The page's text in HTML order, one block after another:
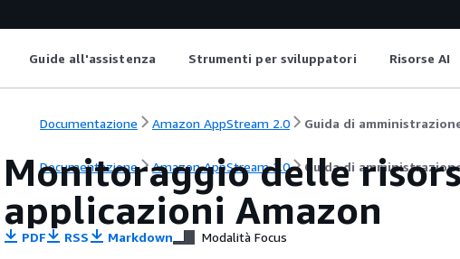
Guide all'assistenza Strumenti per sviluppatori Risorse AI
Documentazione Amazon AppStream 2.0 Guida di
Documentazione Amazon AppStream 2.0 Guida di
Monitoraggio delle
applicazioni Amazon
PDF RSS Markdown Modalità Focus